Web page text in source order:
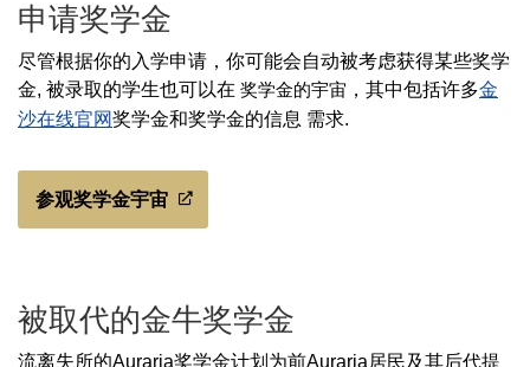
申请奖学金
尽管根据你的入学申请，你可能会自动被考虑获得某些奖学
金, 被录取的学生也可以在 奖学金的宇宙 ，其中包括许多金
沙在线官网奖学金和奖学金的信息 需求.
参观奖学金宇宙
被取代的金牛奖学金
流离失所的Auraria奖学金计划为前Auraria居民及其后代提